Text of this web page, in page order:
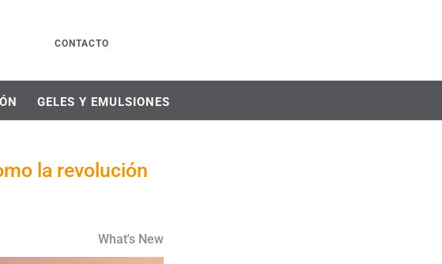
CONTACTO
GELES Y EMULSIONES
la revolución
What's New